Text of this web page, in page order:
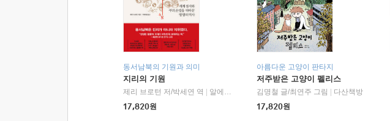
동서남북의 기원과 의미
지리의 기원
제리 브로턴 저/박세연 역
알에이치코리아(RHK)
17,820원
아름다운 고양이 판타지
저주받은 고양이 펠리스
김명철 글/최연주 그림
다산책방
17,820원